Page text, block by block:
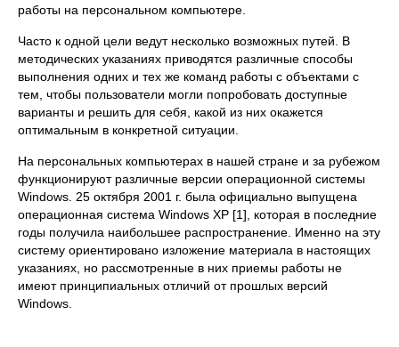
работы на персональном компьютере.
Часто к одной цели ведут несколько возможных путей. В
методических указаниях приводятся различные способы
выполнения одних и тех же команд работы с объектами с
тем, чтобы пользователи могли попробовать доступные
варианты и решить для себя, какой из них окажется
оптимальным в конкретной ситуации.
На персональных компьютерах в нашей стране и за рубежом
функционируют различные версии операционной системы
Windows. 25 октября 2001 г. была официально выпущена
операционная система Windows XP [1], которая в последние
годы получила наибольшее распространение. Именно на эту
систему ориентировано изложение материала в настоящих
указаниях, но рассмотренные в них приемы работы не
имеют принципиальных отличий от прошлых версий
Windows.